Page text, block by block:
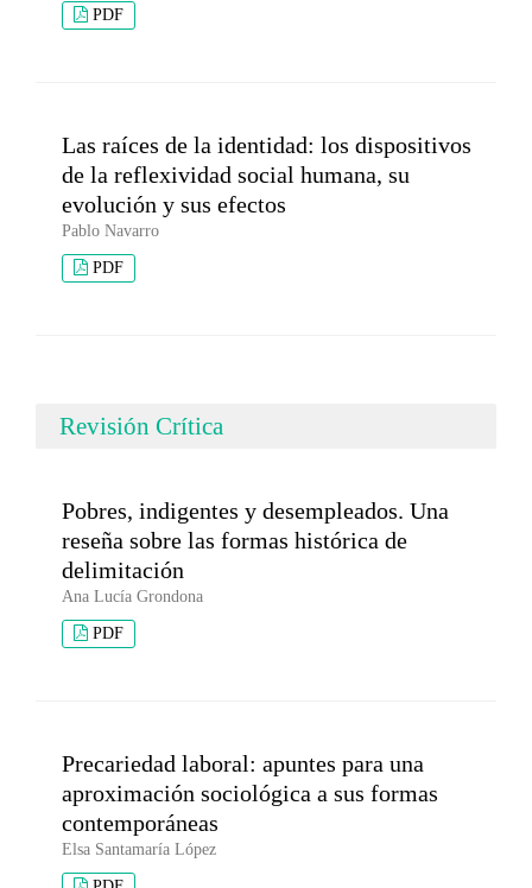
PDF
Las raíces de la identidad: los dispositivos
de la reflexividad social humana, su
evolución y sus efectos
Pablo Navarro
PDF
Revisión Crítica
Pobres, indigentes y desempleados. Una
reseña sobre las formas histórica de
delimitación
Ana Lucía Grondona
PDF
Precariedad laboral: apuntes para una
aproximación sociológica a sus formas
contemporáneas
Elsa Santamaría López